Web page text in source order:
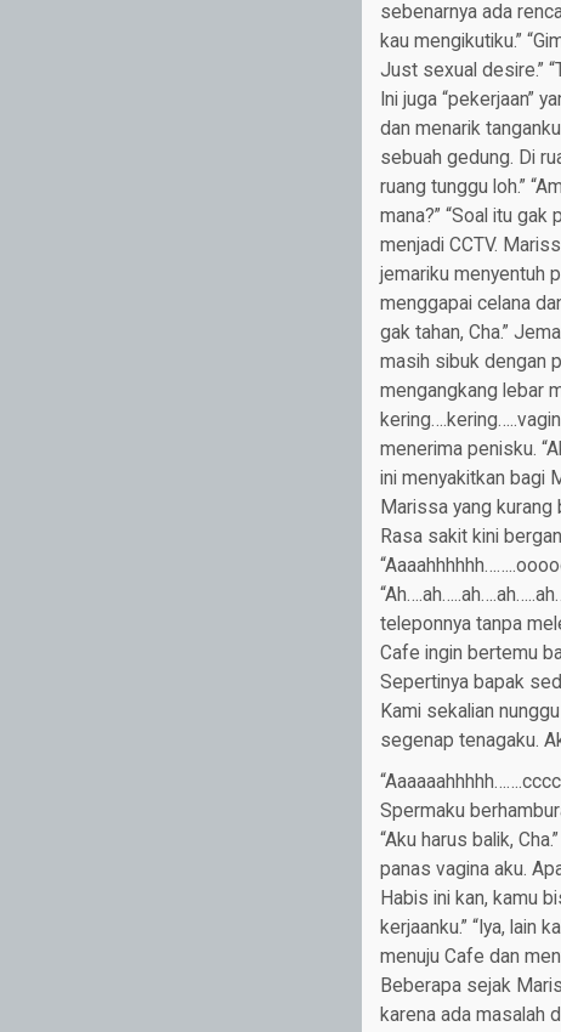
sebenarnya ada
kau mengikutiku.”
Just sexual desire.”
Ini juga “pekerjaan”
dan menarik
sebuah gedung. Di
ruang tunggu loh.”
mana?” “Soal itu
menjadi CCTV.
jemariku menyentuh
menggapai celana
gak tahan, Cha.”
masih sibuk dengan
mengangkang lebar
menerima penisku.
ini menyakitkan bagi
Marissa yang kurang
Rasa sakit kini
teleponnya tanpa
Cafe ingin bertemu
Sepertinya bapak
Kami sekalian
segenap tenagaku.
Spermaku
“Aku harus balik,
panas vagina aku.
Habis ini kan, kamu
kerjaanku.” “Iya, lain
menuju Cafe dan
Beberapa sejak
karena ada masalah